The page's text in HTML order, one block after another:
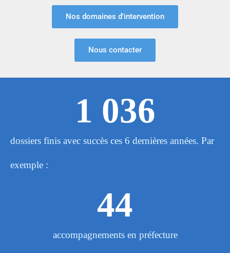
Nos domaines d'intervention
Nous contacter
dossiers finis avec succès ces 6 dernières années. Par
exemple :
1 036
accompagnements en préfecture
44